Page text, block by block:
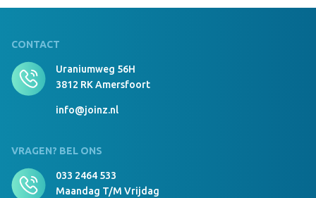
CONTACT
Uraniumweg 56H
3812 RK Amersfoort
info@joinz.nl
VRAGEN? BEL ONS
033 2464 533
Maandag T/m Vrijdag